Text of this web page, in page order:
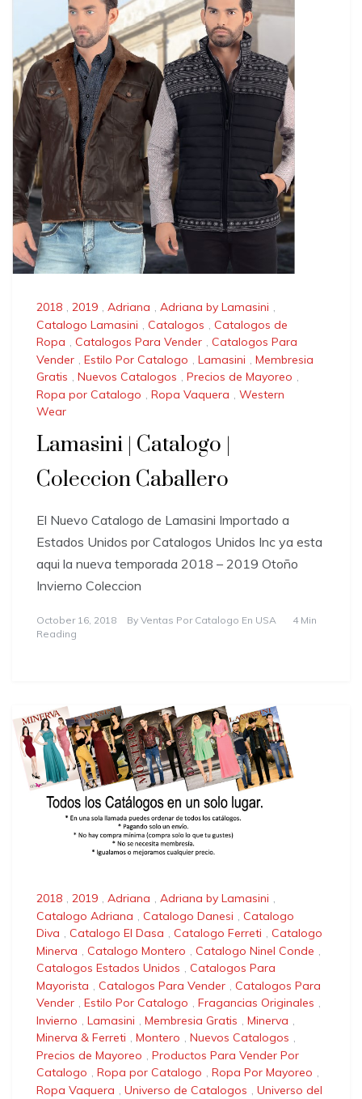
2018 , 2019 , Adriana , Adriana by Lamasini ,
Catalogo Lamasini , Catalogos , Catalogos de
Ropa , Catalogos Para Vender , Catalogos Para
Vender , Estilo Por Catalogo , Lamasini , Membresia
Gratis , Nuevos Catalogos , Precios de Mayoreo ,
Ropa por Catalogo , Ropa Vaquera , Western
Wear
Lamasini | Catalogo |
Coleccion Caballero
El Nuevo Catalogo de Lamasini Importado a
Estados Unidos por Catalogos Unidos Inc ya esta
aqui la nueva temporada 2018 – 2019 Otoño
Invierno Coleccion
October 16, 2018 By Ventas Por Catalogo En USA
4 Min
Reading
2018 , 2019 , Adriana , Adriana by Lamasini ,
Catalogo Adriana , Catalogo Danesi , Catalogo
Diva , Catalogo El Dasa , Catalogo Ferreti , Catalogo
Minerva , Catalogo Montero , Catalogo Ninel Conde ,
Catalogos Estados Unidos , Catalogos Para
Mayorista , Catalogos Para Vender , Catalogos Para
Vender , Estilo Por Catalogo , Fragancias Originales ,
Invierno , Lamasini , Membresia Gratis , Minerva ,
Minerva & Ferreti , Montero , Nuevos Catalogos ,
Precios de Mayoreo , Productos Para Vender Por
Catalogo , Ropa por Catalogo , Ropa Por Mayoreo ,
Ropa Vaquera , Universo de Catalogos , Universo del